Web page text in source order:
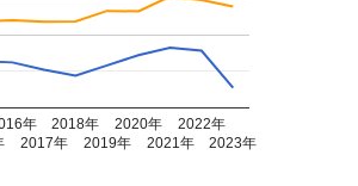
年
2017年
2018年
2019年
2020年
2021年
2022年
2023年